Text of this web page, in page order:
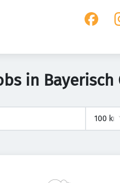
in Bayerisch